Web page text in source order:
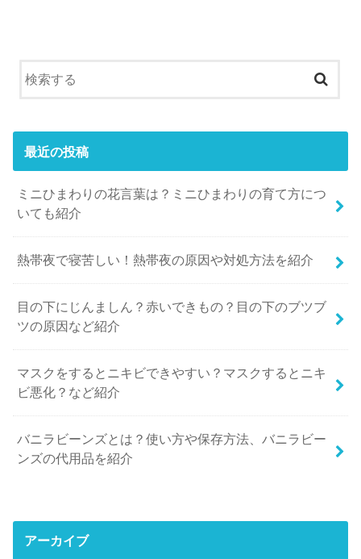
最近の投稿
ミニひまわりの花言葉は？ミニひまわりの育て方につ
いても紹介
熱帯夜で寝苦しい！熱帯夜の原因や対処方法を紹介
目の下にじんましん？赤いできもの？目の下のブツブ
ツの原因など紹介
マスクをするとニキビできやすい？マスクするとニキ
ビ悪化？など紹介
バニラビーンズとは？使い方や保存方法、バニラビー
ンズの代用品を紹介
アーカイブ